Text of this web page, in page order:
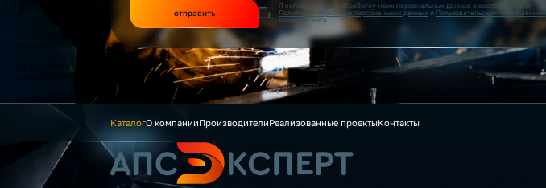
отправить
Я согласен(на) на обработку моих персональных данных в соответствии с
Политикой обработки персональных данных и Пользовательским соглашением
данного сайта.
КаталогО компанииПроизводителиРеализованные проектыКонтакты